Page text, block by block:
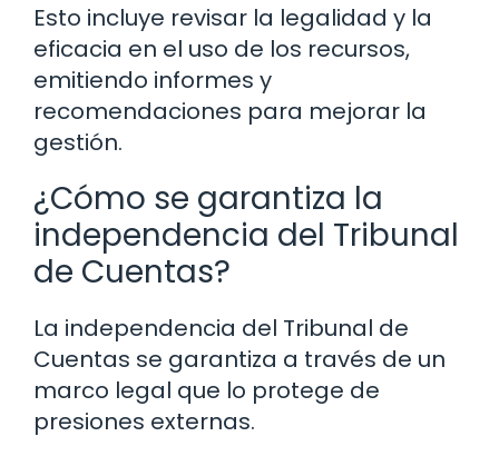
Esto incluye revisar la legalidad y la
eficacia en el uso de los recursos,
emitiendo informes y
recomendaciones para mejorar la
gestión.
¿Cómo se garantiza la
independencia del Tribunal
de Cuentas?
La independencia del Tribunal de
Cuentas se garantiza a través de un
marco legal que lo protege de
presiones externas.